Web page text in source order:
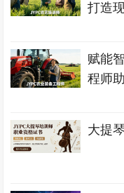
打造
赋能
程师
大提